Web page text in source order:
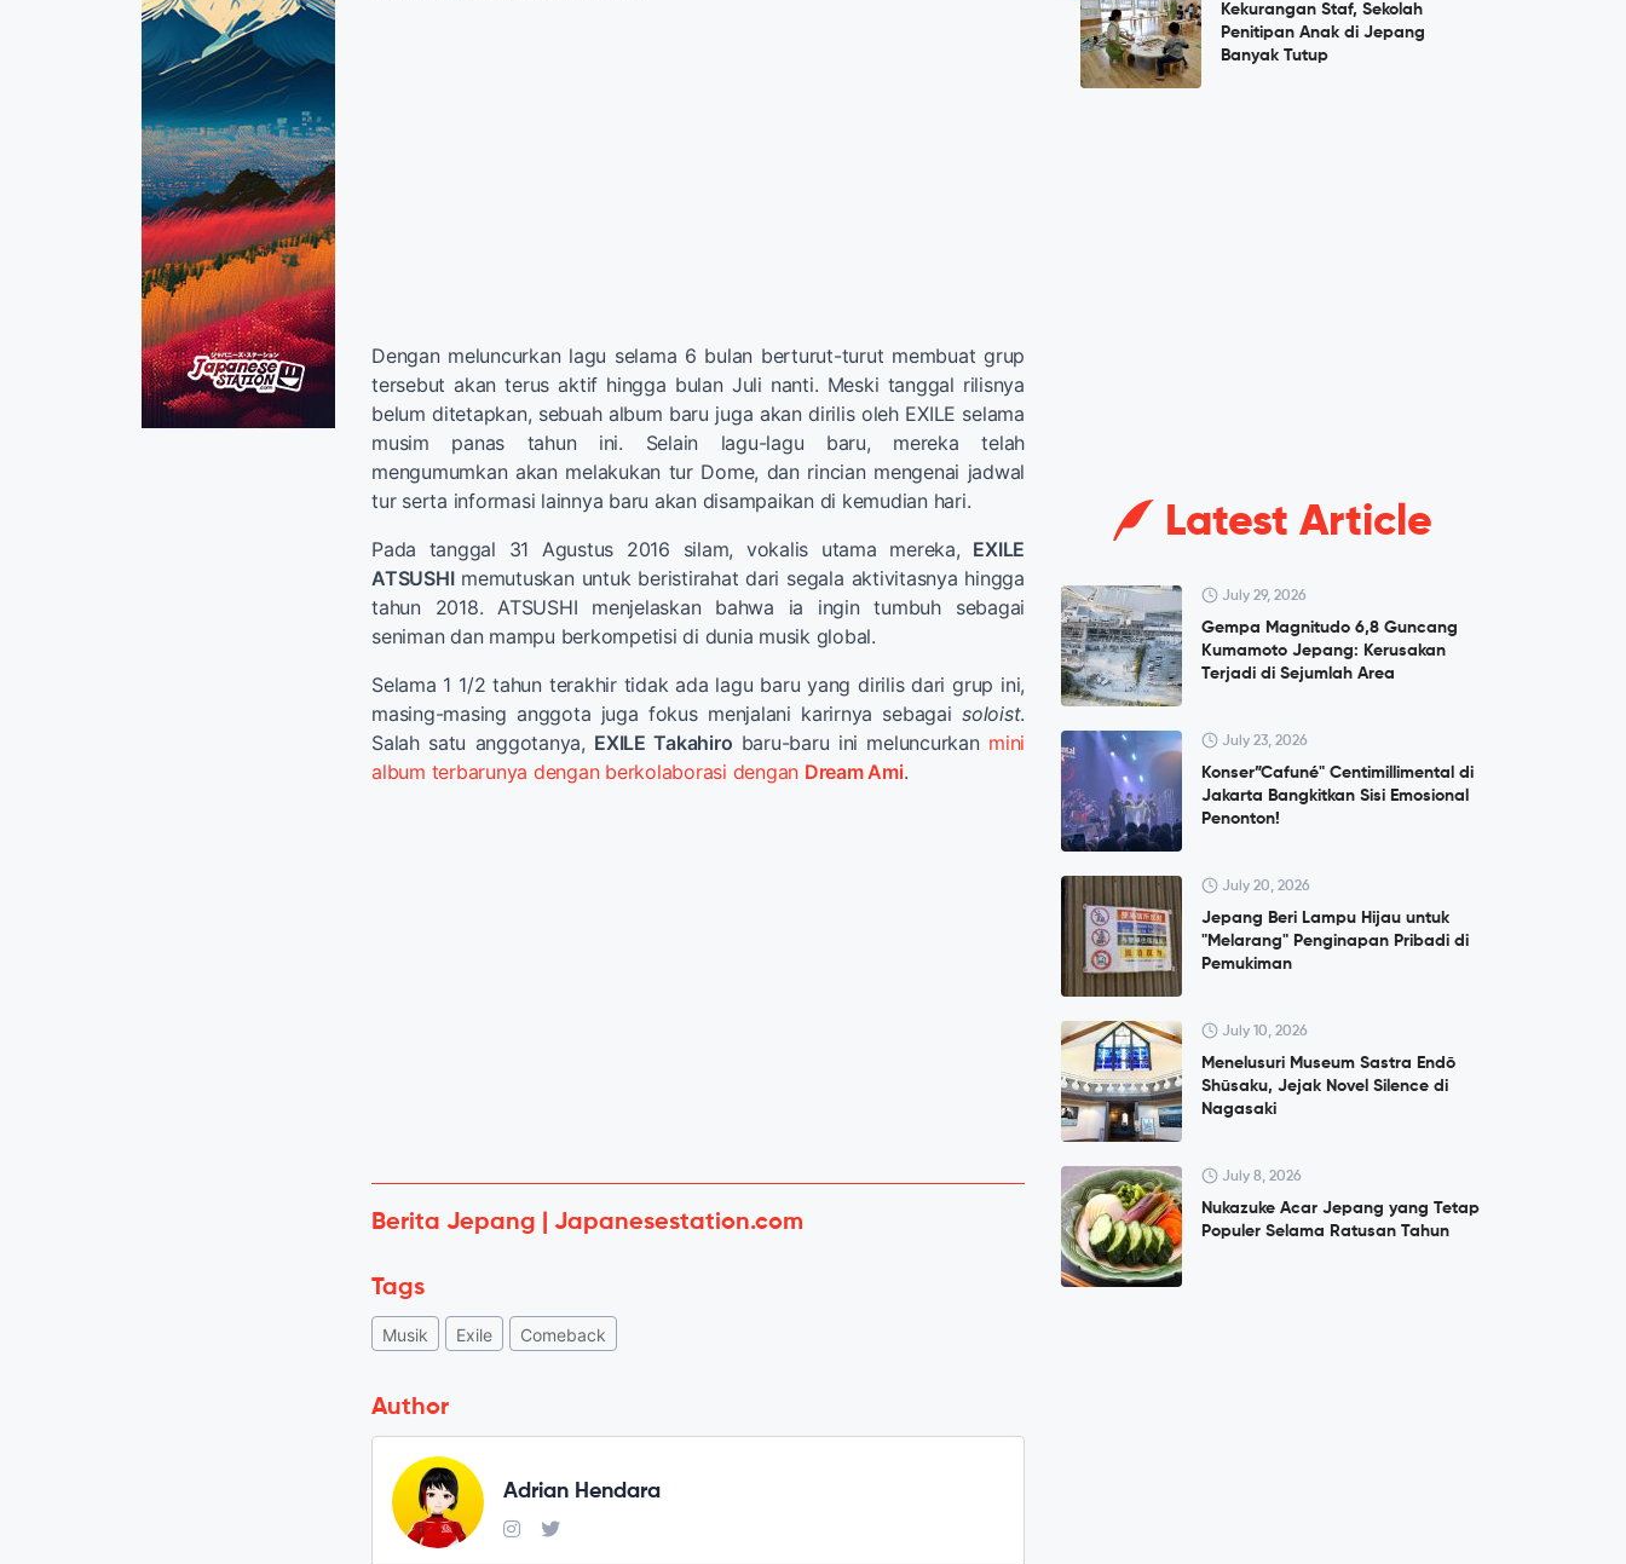
Dengan meluncurkan lagu selama 6 bulan berturut-turut membuat grup
tersebut akan terus aktif hingga bulan Juli nanti. Meski tanggal rilisnya
belum ditetapkan, sebuah album baru juga akan dirilis oleh EXILE selama
musim panas tahun ini. Selain lagu-lagu baru, mereka telah
mengumumkan akan melakukan tur Dome, dan rincian mengenai jadwal
tur serta informasi lainnya baru akan disampaikan di kemudian hari.
Pada tanggal 31 Agustus 2016 silam, vokalis utama mereka, EXILE
ATSUSHImemutuskan untuk beristirahat dari segala aktivitasnya hingga
tahun 2018. ATSUSHI menjelaskan bahwa ia ingin tumbuh sebagai
seniman dan mampu berkompetisi di dunia musik global.
Selama 1 1/2 tahun terakhir tidak ada lagu baru yang dirilis dari grup ini,
masing-masing anggota juga fokus menjalani karirnya sebagai soloist.
Salah satu anggotanya, EXILE Takahiro baru-baru ini meluncurkan mini
album terbarunya dengan berkolaborasi dengan Dream Ami.
Berita Jepang | Japanesestation.com
Tags
Musik Exile Comeback
Author
Adrian Hendara
Kekurangan Staf, Sekolah
Penitipan Anak di Jepang
Banyak Tutup
Latest Article
July 29, 2026
Gempa Magnitudo 6,8 Guncang
Kumamoto Jepang: Kerusakan
Terjadi di Sejumlah Area
July 23, 2026
Konser”Cafuné" Centimillimental di
Jakarta Bangkitkan Sisi Emosional
Penonton!
July 20, 2026
Jepang Beri Lampu Hijau untuk
"Melarang" Penginapan Pribadi di
Pemukiman
July 10, 2026
Menelusuri Museum Sastra Endō
Shūsaku, Jejak Novel Silence di
Nagasaki
July 8, 2026
Nukazuke Acar Jepang yang Tetap
Populer Selama Ratusan Tahun